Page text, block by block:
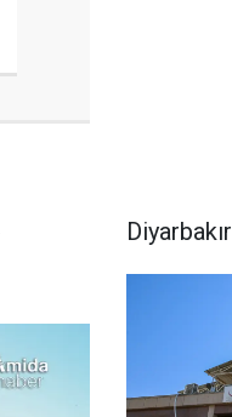
Diyarbakır